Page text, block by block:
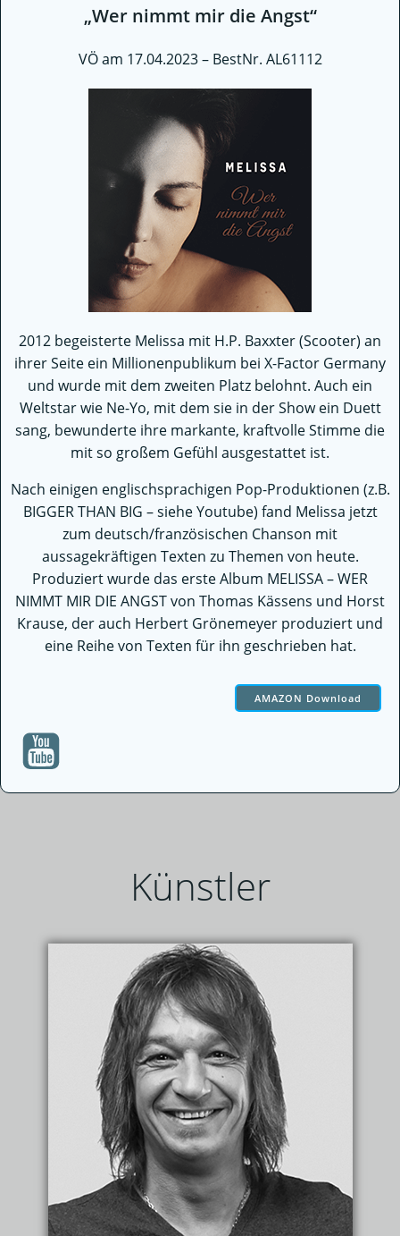
„Wer nimmt mir die Angst“
VÖ am 17.04.2023 – BestNr. AL61112
2012 begeisterte Melissa mit H.P. Baxxter (Scooter) an
ihrer Seite ein Millionenpublikum bei X-Factor Germany
und wurde mit dem zweiten Platz belohnt. Auch ein
Weltstar wie Ne-Yo, mit dem sie in der Show ein Duett
sang, bewunderte ihre markante, kraftvolle Stimme die
mit so großem Gefühl ausgestattet ist.
Nach einigen englischsprachigen Pop-Produktionen (z.B.
BIGGER THAN BIG – siehe Youtube) fand Melissa jetzt
zum deutsch/französischen Chanson mit
aussagekräftigen Texten zu Themen von heute.
Produziert wurde das erste Album MELISSA – WER
NIMMT MIR DIE ANGST von Thomas Kässens und Horst
Krause, der auch Herbert Grönemeyer produziert und
eine Reihe von Texten für ihn geschrieben hat.
AMAZON Download
Künstler